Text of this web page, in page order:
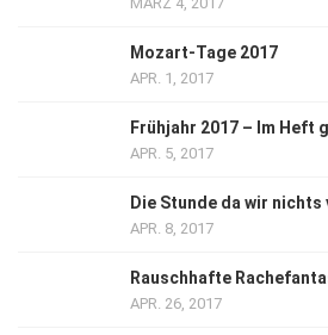
Mozart-Tage 2017
APR. 1, 2017
Frühjahr 2017 – Im Heft
APR. 5, 2017
Die Stunde da wir
APR. 8, 2017
Rauschhafte
APR. 26, 2017